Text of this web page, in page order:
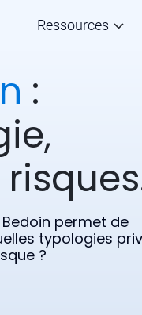
Ressources
:
permet de
typologies
?